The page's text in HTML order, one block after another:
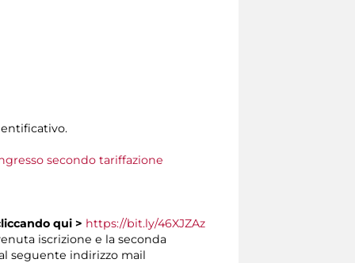
secondo tariffazione
qui > https://bit.ly/46XJZAz
iscrizione e la seconda
seguente indirizzo mail